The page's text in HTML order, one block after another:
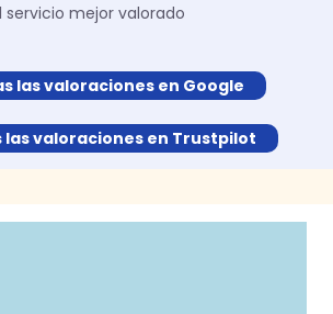
servicio mejor valorado
las valoraciones en Google
las valoraciones en Trustpilot